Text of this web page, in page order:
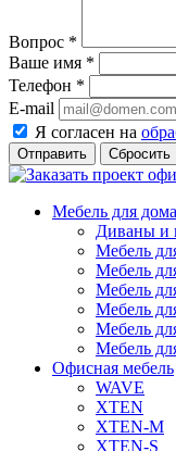
Вопрос *
Ваше имя *
Телефон *
E-mail
Я согласен на
Сбросить
Мебель для дома
Диваны и
Мебель
Мебель
Мебель
Мебель
Мебель
Мебель
Офисная мебель
WAVE
XTEN
XTEN-M
XTEN-S